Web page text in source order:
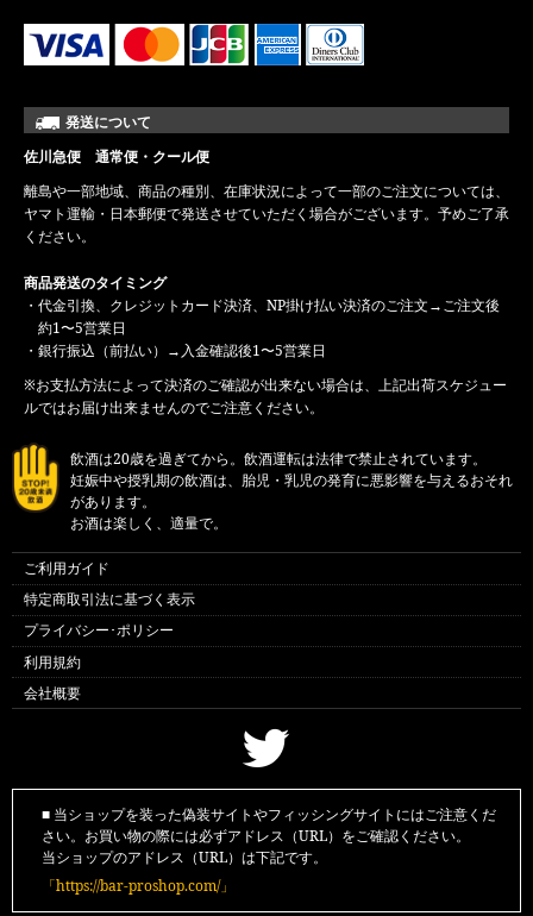
発送について
佐川急便 通常便・クール便
離島や一部地域、商品の種別、在庫状況によって一部のご注文については、
ヤマト運輸・日本郵便で発送させていただく場合がございます。予めご了承
ください。
商品発送のタイミング
・代金引換、クレジットカード決済、NP掛け払い決済のご注文→ご注文後
約1〜5営業日
・銀行振込（前払い）→入金確認後1〜5営業日
※お支払方法によって決済のご確認が出来ない場合は、上記出荷スケジュー
ルではお届け出来ませんのでご注意ください。
飲酒は20歳を過ぎてから。飲酒運転は法律で禁止されています。
妊娠中や授乳期の飲酒は、胎児・乳児の発育に悪影響を与えるおそれ
があります。
お酒は楽しく、適量で。
ご利用ガイド
特定商取引法に基づく表示
プライバシー･ポリシー
利用規約
会社概要
■ 当ショップを装った偽装サイトやフィッシングサイトにはご注意くだ
さい。お買い物の際には必ずアドレス（URL）をご確認ください。
当ショップのアドレス（URL）は下記です。
「https://bar-proshop.com/」